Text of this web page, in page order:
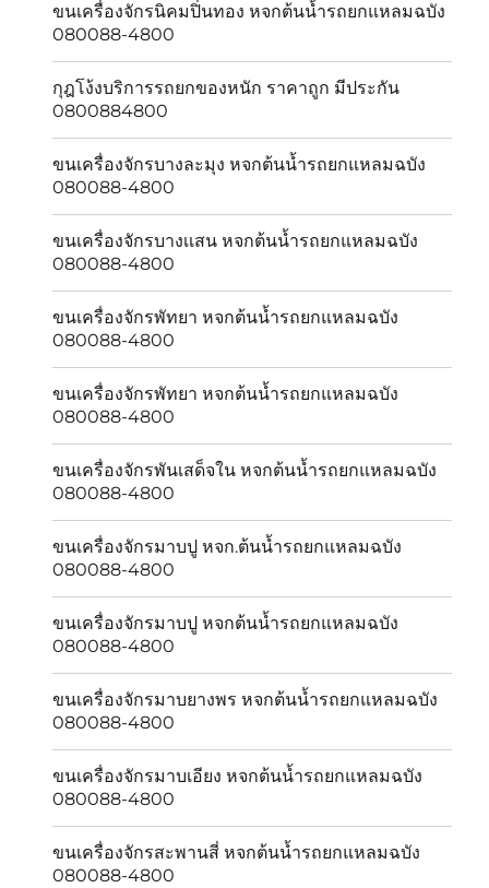
ขนเครื่องจักรนิคมปิ่นทอง หจกต้นน้ำรถยกแหลมฉบัง
080088-4800
กุฎโง้งบริการรถยกของหนัก ราคาถูก มีประกัน
0800884800
ขนเครื่องจักรบางละมุง หจกต้นน้ำรถยกแหลมฉบัง
080088-4800
ขนเครื่องจักรบางเเสน หจกต้นน้ำรถยกแหลมฉบัง
080088-4800
ขนเครื่องจักรพัทยา หจกต้นน้ำรถยกแหลมฉบัง
080088-4800
ขนเครื่องจักรพัทยา หจกต้นน้ำรถยกแหลมฉบัง
080088-4800
ขนเครื่องจักรพันเสด็จใน หจกต้นน้ำรถยกแหลมฉบัง
080088-4800
ขนเครื่องจักรมาบปู หจก.ต้นน้ำรถยกแหลมฉบัง
080088-4800
ขนเครื่องจักรมาบปู หจกต้นน้ำรถยกแหลมฉบัง
080088-4800
ขนเครื่องจักรมาบยางพร หจกต้นน้ำรถยกแหลมฉบัง
080088-4800
ขนเครื่องจักรมาบเอียง หจกต้นน้ำรถยกแหลมฉบัง
080088-4800
ขนเครื่องจักรสะพานสี่ หจกต้นน้ำรถยกแหลมฉบัง
080088-4800